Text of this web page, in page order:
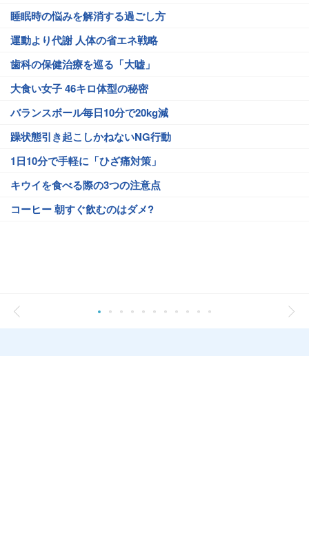
睡眠時の悩みを解消する過ごし方
運動より代謝 人体の省エネ戦略
歯科の保健治療を巡る「大嘘」
大食い女子 46キロ体型の秘密
バランスボール毎日10分で20kg減
躁状態引き起こしかねないNG行動
1日10分で手軽に「ひざ痛対策」
キウイを食べる際の3つの注意点
コーヒー 朝すぐ飲むのはダメ?